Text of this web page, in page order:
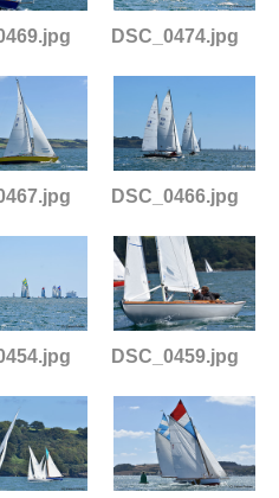
DSC_0474.jpg
DSC_0466.jpg
DSC_0459.jpg